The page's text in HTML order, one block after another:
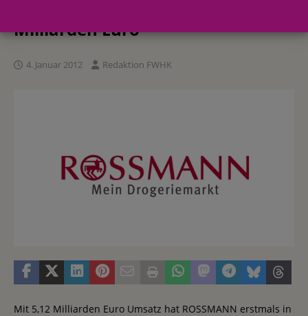
Milliarden Euro
4. Januar 2012 Redaktion FWHK
Mit 5,12 Milliarden Euro Umsatz hat ROSSMANN erstmals in